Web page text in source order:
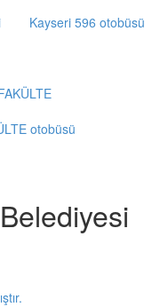
Kayseri 596 otobüsü
otobüsü